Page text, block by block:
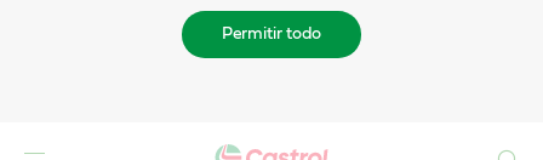
Permitir todo